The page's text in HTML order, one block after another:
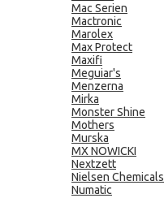
Mac Serien
Mactronic
Marolex
Max Protect
Maxifi
Meguiar's
Menzerna
Mirka
Monster Shine
Mothers
Murska
MX NOWICKI
Nextzett
Nielsen Chemicals
Numatic